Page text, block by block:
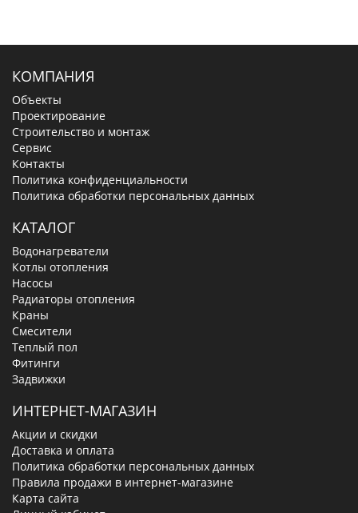
КОМПАНИЯ
Объекты
Проектирование
Строительство и монтаж
Сервис
Контакты
Политика конфиденциальности
Политика обработки персональных данных
КАТАЛОГ
Водонагреватели
Котлы отопления
Насосы
Радиаторы отопления
Краны
Смесители
Теплый пол
Фитинги
Задвижки
ИНТЕРНЕТ-МАГАЗИН
Акции и скидки
Доставка и оплата
Политика обработки персональных данных
Правила продажи в интернет-магазине
Карта сайта